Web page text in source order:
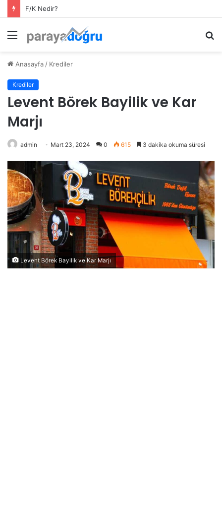
F/K Nedir?
Menü
Anasayfa / Krediler
Krediler
Levent Börek Bayilik ve Kar
Marjı
admin Mart 23, 2024 0 615 3 dakika okuma süresi
Levent Börek Bayilik ve Kar Marjı